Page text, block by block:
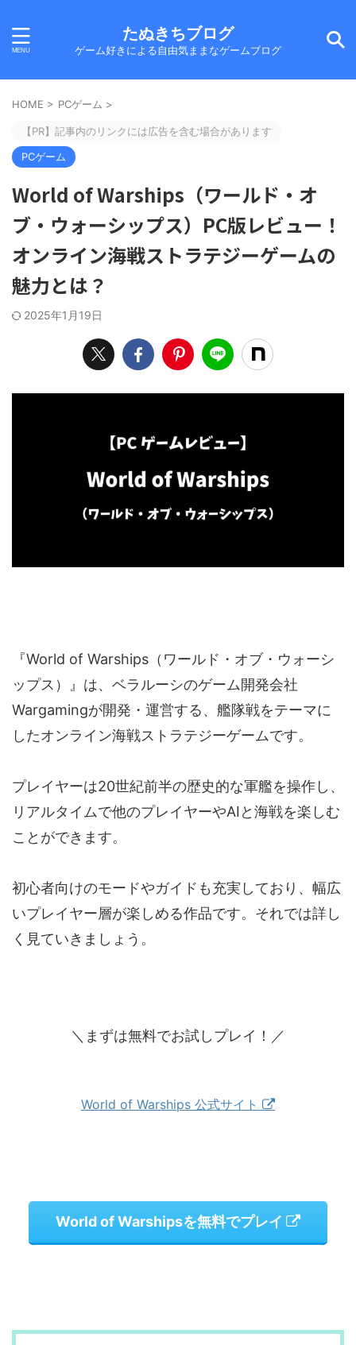
たぬきちブログ
ゲーム好きによる自由気ままなゲームブログ
HOME > PCゲーム >
【PR】記事内のリンクには広告を含む場合があります
PCゲーム
World of Warships（ワールド・オ
ブ・ウォーシップス）PC版レビュー！
オンライン海戦ストラテジーゲームの
魅力とは？
2025年1月19日
『World of Warships（ワールド・オブ・ウォーシ
ップス）』は、ベラルーシのゲーム開発会社
Wargamingが開発・運営する、艦隊戦をテーマに
したオンライン海戦ストラテジーゲームです。
プレイヤーは20世紀前半の歴史的な軍艦を操作し、
リアルタイムで他のプレイヤーやAIと海戦を楽しむ
ことができます。
初心者向けのモードやガイドも充実しており、幅広
いプレイヤー層が楽しめる作品です。それでは詳し
く見ていきましょう。
＼まずは無料でお試しプレイ！／
World of Warships 公式サイト
World of Warshipsを無料でプレイ